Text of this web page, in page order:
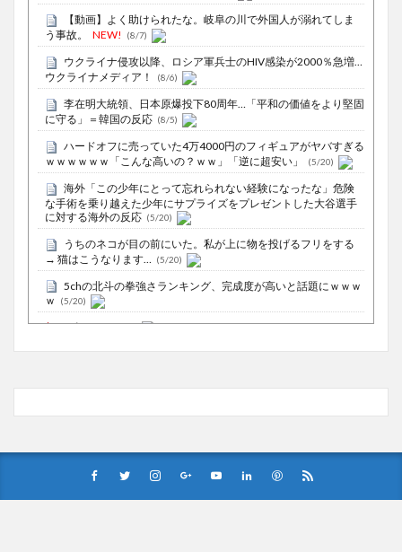
【動画】よく助けられたな。岐阜の川で外国人が溺れてしま
う事故。
NEW! (8/7)
ウクライナ侵攻以降、ロシア軍兵士のHIV感染が2000％急増…
ウクライナメディア！
(8/6)
李在明大統領、日本原爆投下80周年…「平和の価値をより堅固
に守る」＝韓国の反応 (8/5)
ハードオフに売っていた4万4000円のフィギュアがヤバすぎる
ｗｗｗｗｗｗ「こんな高いの？ｗｗ」「逆に超安い」
(5/20)
海外「この少年にとって忘れられない経験になったな」危険
な手術を乗り越えた少年にサプライズをプレゼントした大谷選手
に対する海外の反応 (5/20)
うちのネコが目の前にいた。私が上に物を投げるフリをする
→ 猫はこうなります…
(5/20)
5chの北斗の拳強さランキング、完成度が高いと話題にｗｗｗ
ｗ
(5/20)
お知らせ
お知らせ